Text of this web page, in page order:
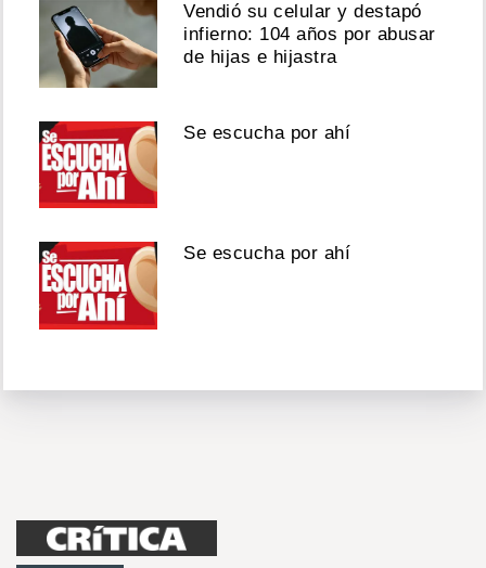
Vendió su celular y destapó
infierno: 104 años por abusar
de hijas e hijastra
Se escucha por ahí
Se escucha por ahí